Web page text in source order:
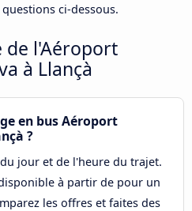
ci-dessous.
de l'Aéroport
à Llançà
en bus Aéroport
?
jour et de l'heure du trajet.
à partir de pour un
les offres et faites des